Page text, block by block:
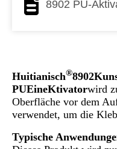
8902 PU-
Huitianisch®8902
PUEineKtivatorwird
Oberfläche vor dem
verwendet, um die
Typische